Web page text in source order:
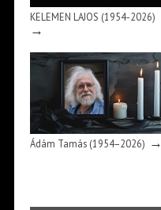
KELEMEN LAJOS (1954-2026)
→
Ádám Tamás (1954–2026) →